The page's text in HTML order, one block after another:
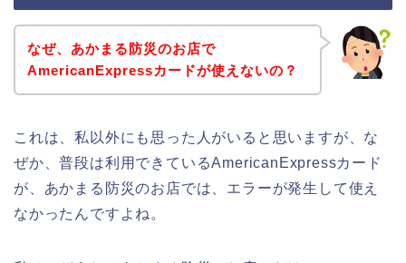
なぜ、あかまる防災のお店で
AmericanExpressカードが使えないの？
これは、私以外にも思った人がいると思いますが、な
ぜか、普段は利用できているAmericanExpressカード
が、あかまる防災のお店では、エラーが発生して使え
なかったんですよね。